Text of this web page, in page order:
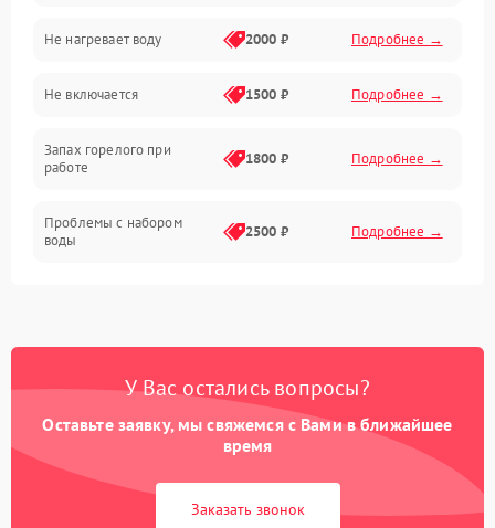
Программное обеспечение
Не нагревает воду 2000 ₽ Подробнее →
Не включается 1500 ₽ Подробнее →
Запах горелого при
работе
1800 ₽ Подробнее →
Проблемы с набором
воды
2500 ₽ Подробнее →
Замена платы управления 2200 ₽ Подробнее →
У Вас остались вопросы?
Оставьте заявку, мы свяжемся с Вами в ближайшее
время
Заказать звонок